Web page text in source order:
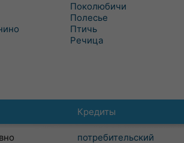
Поколюбичи
Полесье
Птичь
Речица
Кредиты
потребительский